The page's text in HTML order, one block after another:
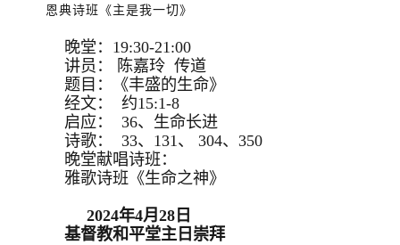
恩典诗班《主是我一切》
晚堂：19:30-21:00
讲员： 陈嘉玲 传道
题目：《丰盛的生命》
经文： 约15:1-8
启应： 36、生命长进
诗歌： 33、131、 304、350
晚堂献唱诗班：
雅歌诗班《生命之神》
2024年4月28日
基督教和平堂主日崇拜